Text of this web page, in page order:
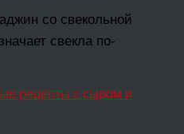
со свекольной
свекла по-